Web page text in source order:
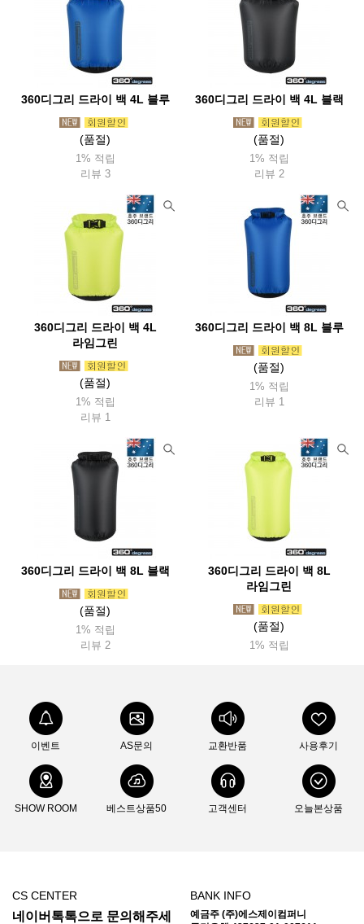
퓨어핸드랜턴(Feuerhand) 프리머스(Primus) 프리즘(Prizm)
프린스톤텍(Princetontec) 피엘라벤(Fjallraven)
플레스테일(Flextail) 하이드라팩
하임플래닛
하제아웃도어 허킨스 헬로닷
360디그리 드라이 백 4L 블루
(품절)
1% 적립
리뷰 3
360디그리 드라이 백 4L 블랙
(품절)
1% 적립
리뷰 2
360디그리 드라이 백 4L
라임그린
(품절)
1% 적립
리뷰 1
360디그리 드라이 백 8L 블루
(품절)
1% 적립
리뷰 1
360디그리 드라이 백 8L 블랙
(품절)
1% 적립
리뷰 2
360디그리 드라이 백 8L
라임그린
(품절)
1% 적립
이벤트 AS문의 교환반품 사용후기
SHOW ROOM 베스트상품50 고객센터 오늘본상품
CS CENTER
네이버톡톡으로 문의해주세
BANK INFO
예금주 (주)에스제이컴퍼니